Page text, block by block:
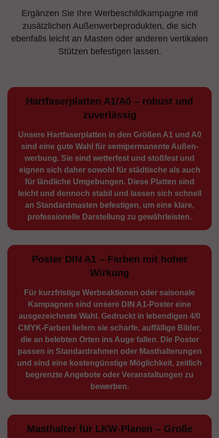
Ergänzen Sie Ihre Werbeschildkampagne mit
zusätzlichen Außenwerbeprodukten, die sich
ebenfalls leicht an Masten oder anderen vertikalen
Stützen befestigen lassen.
Hartfaserplatten A1/A0 – robust und
zuverlässig
Unsere Hartfaserplatten in den Größen A1 und A0
sind eine gute Wahl für semiperma­nente Außen­
werbung. Sie sind wetterfest und stoßfest und
eignen sich daher sowohl für städtische als auch
für ländliche Umge­bungen. Diese Platten sind
leicht und dennoch stabil und lassen sich schnell
an Standard­masten befestigen, um eine klare,
professionelle Darstellung zu gewährleisten.
Poster DIN A1 – Farben mit hoher
Wirkung
Für kurzfristige Werbe­aktionen oder saisonale
Kampagnen sind unsere DIN A1-Poster eine
ausge­zeichnete Wahl. Gedruckt in lebendigen 4/0
CMYK-Farben liefern sie scharfe, auffällige Bilder,
die an belebten Orten ins Auge fallen. Die Poster
passen in Standardrahmen oder Masthalterungen
und sind eine kostengünstige Möglichkeit, zeitlich
begrenzte Angebote oder Veranstaltungen zu
bewerben.
Masthalter für LKW-Planen – Große